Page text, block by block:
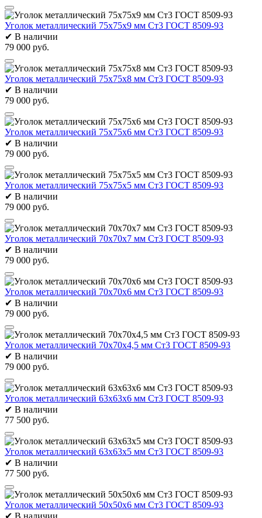
Уголок металлический 75х75х9 мм Ст3 ГОСТ 8509-93
✔ В наличии
79 000 руб.
Уголок металлический 75х75х8 мм Ст3 ГОСТ 8509-93
✔ В наличии
79 000 руб.
Уголок металлический 75х75х6 мм Ст3 ГОСТ 8509-93
✔ В наличии
79 000 руб.
Уголок металлический 75х75х5 мм Ст3 ГОСТ 8509-93
✔ В наличии
79 000 руб.
Уголок металлический 70х70х7 мм Ст3 ГОСТ 8509-93
✔ В наличии
79 000 руб.
Уголок металлический 70х70х6 мм Ст3 ГОСТ 8509-93
✔ В наличии
79 000 руб.
Уголок металлический 70х70х4,5 мм Ст3 ГОСТ 8509-93
✔ В наличии
79 000 руб.
Уголок металлический 63х63х6 мм Ст3 ГОСТ 8509-93
✔ В наличии
77 500 руб.
Уголок металлический 63х63х5 мм Ст3 ГОСТ 8509-93
✔ В наличии
77 500 руб.
Уголок металлический 50х50х6 мм Ст3 ГОСТ 8509-93